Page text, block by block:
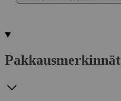
Pakkausmerkinnät